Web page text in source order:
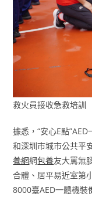
救火員接收急救培訓
據悉，“安心E點
和深圳市城市公共平
養網網包養友大罵無
合體、居平易近室第
8000臺AED一體機裝